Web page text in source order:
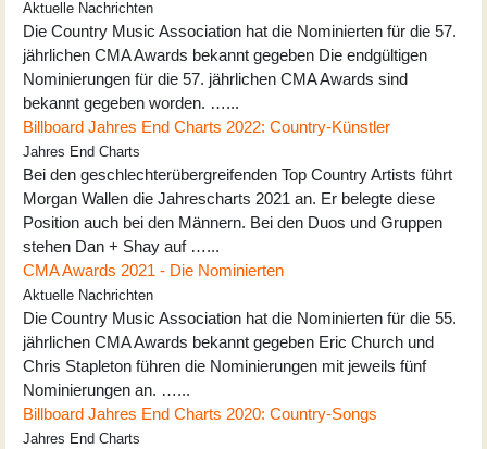
Aktuelle Nachrichten
Die Country Music Association hat die Nominierten für die 57.
jährlichen CMA Awards bekannt gegeben Die endgültigen
Nominierungen für die 57. jährlichen CMA Awards sind
bekannt gegeben worden. …...
Billboard Jahres End Charts 2022: Country-Künstler
Jahres End Charts
Bei den geschlechterübergreifenden Top Country Artists führt
Morgan Wallen die Jahrescharts 2021 an. Er belegte diese
Position auch bei den Männern. Bei den Duos und Gruppen
stehen Dan + Shay auf …...
CMA Awards 2021 - Die Nominierten
Aktuelle Nachrichten
Die Country Music Association hat die Nominierten für die 55.
jährlichen CMA Awards bekannt gegeben Eric Church und
Chris Stapleton führen die Nominierungen mit jeweils fünf
Nominierungen an. …...
Billboard Jahres End Charts 2020: Country-Songs
Jahres End Charts